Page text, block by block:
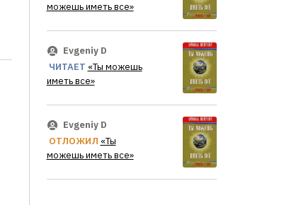
можешь иметь все»
Evgeniy D
ЧИТАЕТ «Ты можешь
иметь все»
Evgeniy D
ОТЛОЖИЛ «Ты
можешь иметь все»